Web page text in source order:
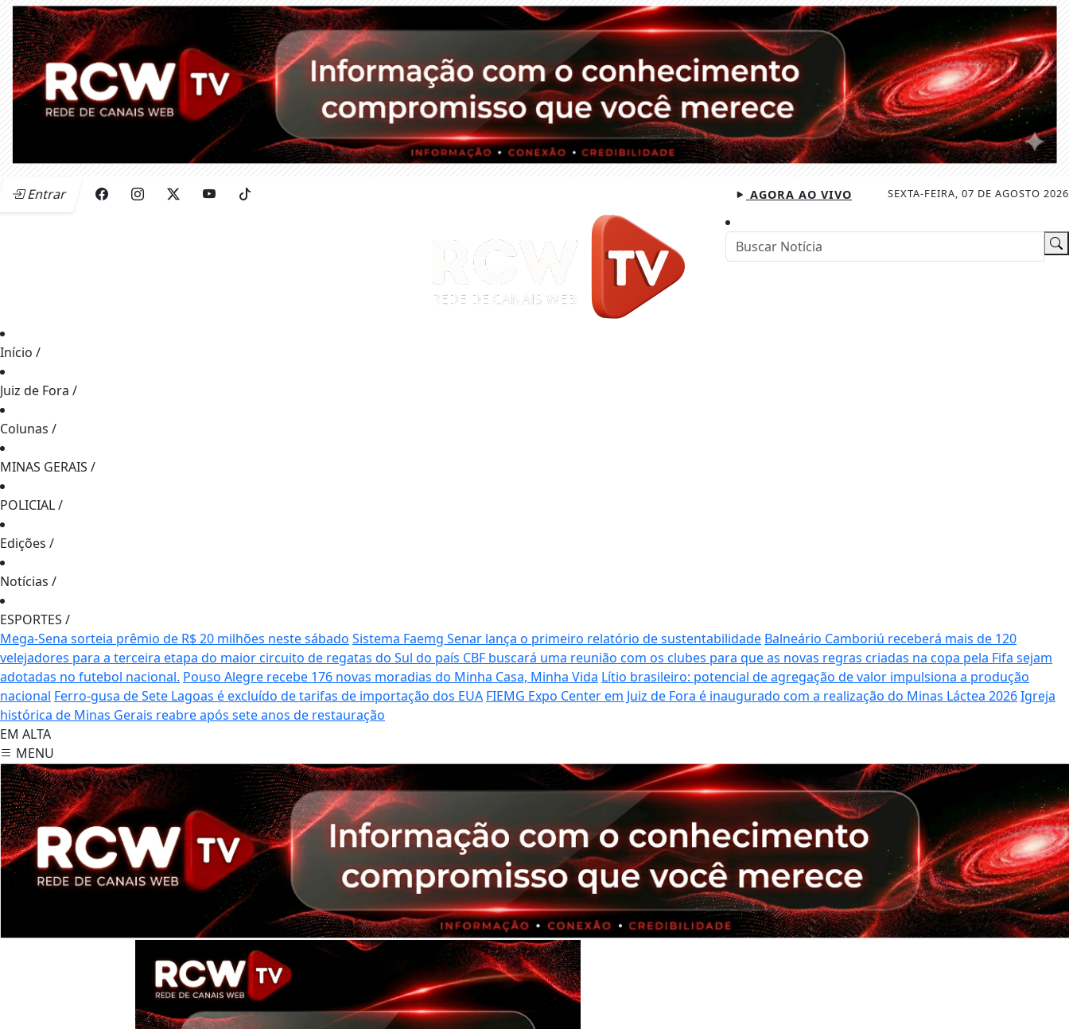
Entrar SEXTA-FEIRA, 07 DE AGOSTO 2026
AGORA AO VIVO
Início /
Juiz de Fora /
Colunas /
MINAS GERAIS /
POLICIAL/
Edições /
Notícias /
ESPORTES /
Mega-Sena sorteia prêmio de R$ 20 milhões neste sábado Sistema Faemg Senar lança o primeiro relatório de sustentabilidade Balneário Camboriú receberá mais de 120
velejadores para a terceira etapa do maior circuito de regatas do Sul do país CBF buscará uma reunião com os clubes para que as novas regras criadas na copa pela Fifa sejam
adotadas no futebol nacional. Pouso Alegre recebe 176 novas moradias do Minha Casa, Minha Vida Lítio brasileiro: potencial de agregação de valor impulsiona a produção
nacional Ferro-gusa de Sete Lagoas é excluído de tarifas de importação dos EUA FIEMG Expo Center em Juiz de Fora é inaugurado com a realização do Minas Láctea 2026Igreja
histórica de Minas Gerais reabre após sete anos de restauração
EM ALTA
MENU